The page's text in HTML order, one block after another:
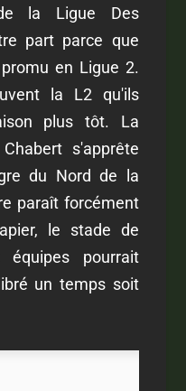
la Ligue Des
part parce que
en Ligue 2.
la L2 qu'ils
plus tôt. La
s'apprête
du Nord de la
paraît forcément
le stade de
équipes pourrait
un temps soit